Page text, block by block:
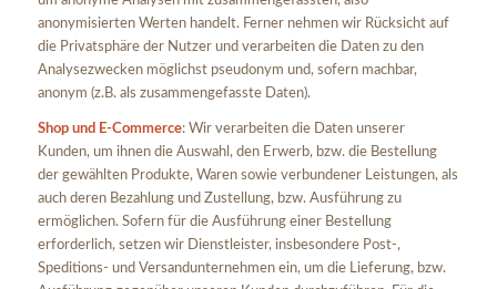
anonymisierten Werten handelt. Ferner nehmen wir Rücksicht auf
die Privatsphäre der Nutzer und verarbeiten die Daten zu den
Analysezwecken möglichst pseudonym und, sofern machbar,
anonym (z.B. als zusammengefasste Daten).
Shop und E-Commerce: Wir verarbeiten die Daten unserer
Kunden, um ihnen die Auswahl, den Erwerb, bzw. die Bestellung
der gewählten Produkte, Waren sowie verbundener Leistungen, als
auch deren Bezahlung und Zustellung, bzw. Ausführung zu
ermöglichen. Sofern für die Ausführung einer Bestellung
erforderlich, setzen wir Dienstleister, insbesondere Post-,
Speditions- und Versandunternehmen ein, um die Lieferung, bzw.